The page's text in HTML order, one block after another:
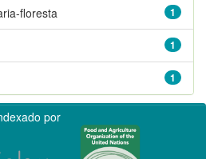
1
floresta
1
1
por